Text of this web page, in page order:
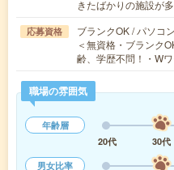
きたばかりの施設が
応募資格
ブランクOK / パソコ
＜無資格・ブランク
齢、学歴不問！・W
職場の雰囲気
年齢層
20代
30代
男女比率